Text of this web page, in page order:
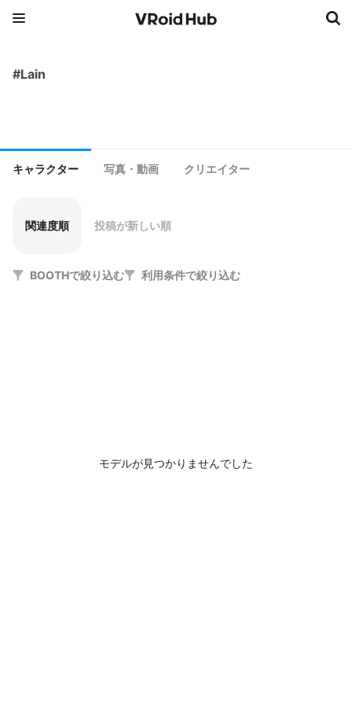
#Lain
キャラクター 写真・動画 クリエイター
関連度順 投稿が新しい順
BOOTHで絞り込む 利用条件で絞り込む
モデルが見つかりませんでした